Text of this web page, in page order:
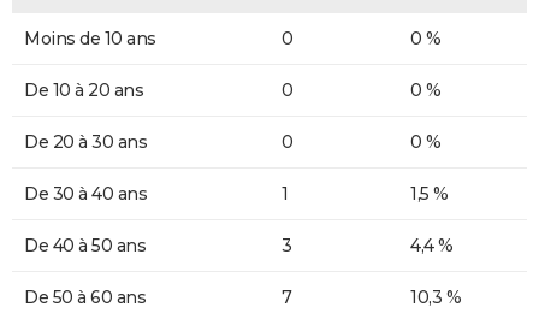
Moins de 10 ans 0 0 %
De 10 à 20 ans 0 0 %
De 20 à 30 ans 0 0 %
De 30 à 40 ans 1 1,5 %
De 40 à 50 ans 3 4,4 %
De 50 à 60 ans 7 10,3 %